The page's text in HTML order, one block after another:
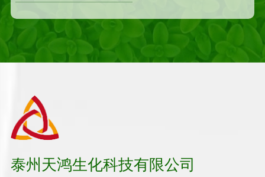
泰州天鸿生化科技有限公司